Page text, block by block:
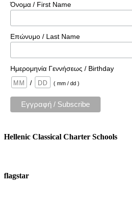
Όνομα / First Name
Επώνυμο / Last Name
Ημερομηνία Γεννήσεως / Birthday
/
( mm / dd )
Hellenic Classical Charter Schools
flagstar